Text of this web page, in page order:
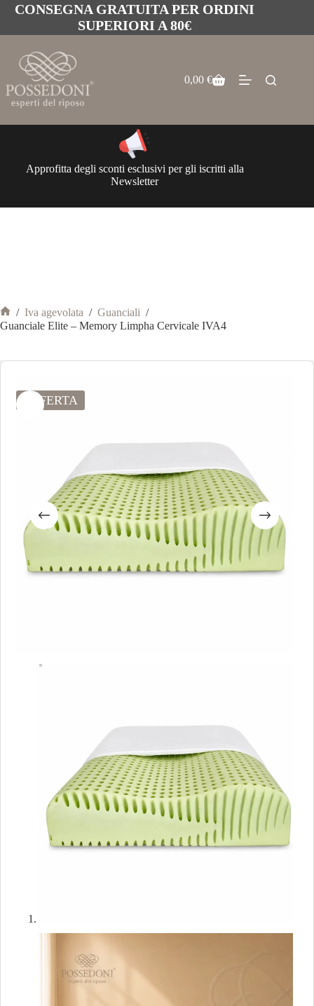
CONSEGNA GRATUITA PER ORDINI
SUPERIORI A 80€
0,00€
Approfitta degli sconti esclusivi per gli iscritti alla
Newsletter
/ Iva agevolata / Guanciali /
Guanciale Elite – Memory Limpha Cervicale IVA4
OFFERTA